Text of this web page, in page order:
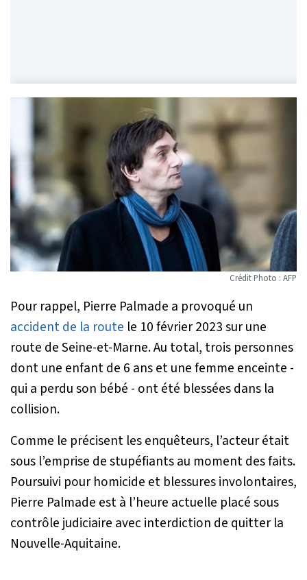
Crédit Photo : AFP
Pour rappel, Pierre Palmade a provoqué un
accident de la route le 10 février 2023 sur une
route de Seine-et-Marne. Au total, trois personnes
dont une enfant de 6 ans et une femme enceinte -
qui a perdu son bébé - ont été blessées dans la
collision.
Comme le précisent les enquêteurs, l’acteur était
sous l’emprise de stupéfiants au moment des faits.
Poursuivi pour homicide et blessures involontaires,
Pierre Palmade est à l’heure actuelle placé sous
contrôle judiciaire avec interdiction de quitter la
Nouvelle-Aquitaine.